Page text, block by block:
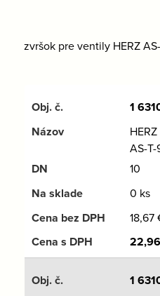
zvršok pre ventily HERZ
1
AS-
10
0 ks
18,67
22,96
1